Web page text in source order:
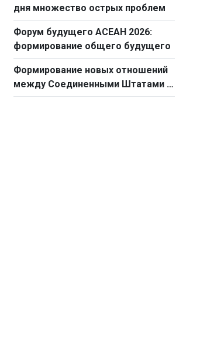
дня множество острых проблем
Форум будущего АСЕАН 2026:
формирование общего будущего
Формирование новых отношений
между Соединенными Штатами и
Китаем